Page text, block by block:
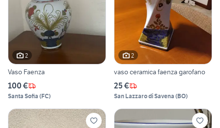
2
Vaso Faenza
100 €
Santa Sofia (FC)
2
vaso ceramica faenza garofano
25 €
San Lazzaro di Savena (BO)